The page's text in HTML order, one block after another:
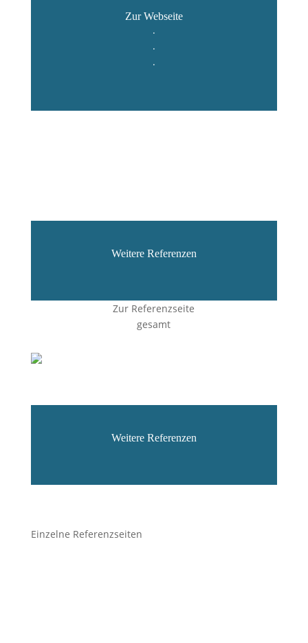
Zur Webseite
.
.
.
Weitere Referenzen
Zur Referenzseite
gesamt
Weitere Referenzen
Einzelne Referenzseiten